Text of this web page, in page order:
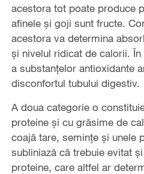
acestora tot poate produce
afinele și goji sunt fructe.
acestora va determina
și nivelul ridicat de calorii.
a substanțelor antioxidante
disconfortul tubului digestiv.
A doua categorie o
proteine și cu grăsime de
coajă tare, semințe și unele
subliniază că trebuie evitat
proteine, care altfel ar